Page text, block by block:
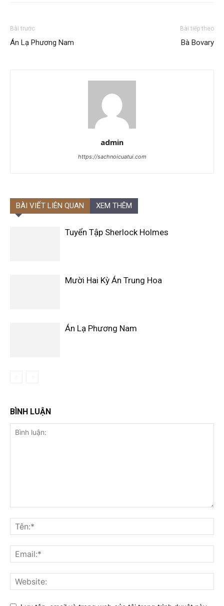
Bài trước
Án Lạ Phương Nam
Bài tiếp theo
Bà Bovary
admin
https://sachnoicuatui.com
BÀI VIẾT LIÊN QUAN XEM THÊM
Tuyển Tập Sherlock Holmes
Mười Hai Kỳ Án Trung Hoa
Án Lạ Phương Nam
BÌNH LUẬN